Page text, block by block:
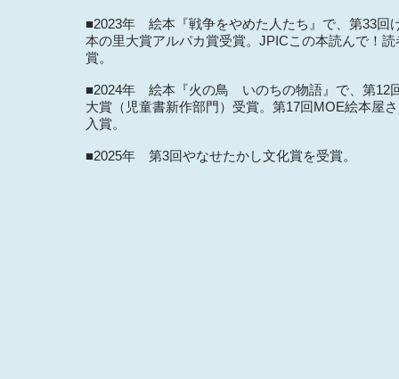
■2023年 絵本『戦争をやめた人たち』で、第33回
本の里大賞アルパカ賞受賞。JPICこの本読んで！読
賞。
■2024年 絵本『火の鳥 いのちの物語』で、第12
大賞（児童書新作部門）受賞。第17回MOE絵本屋
入賞。
■2025年 第3回やなせたかし文化賞を受賞。